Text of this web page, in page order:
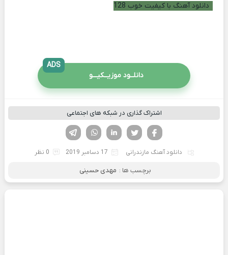
دانلود آهنگ با کیفیت خوب 128
دانلــود موزیــکیـــو
ADS
اشتراک گذاری در شبکه های اجتماعی
لینکدین تویتر
فیسوک
دانلود آهنگ مازندرانی 17 دسامبر 2019 0 نظر
برچسب ها : مهدی حسینی